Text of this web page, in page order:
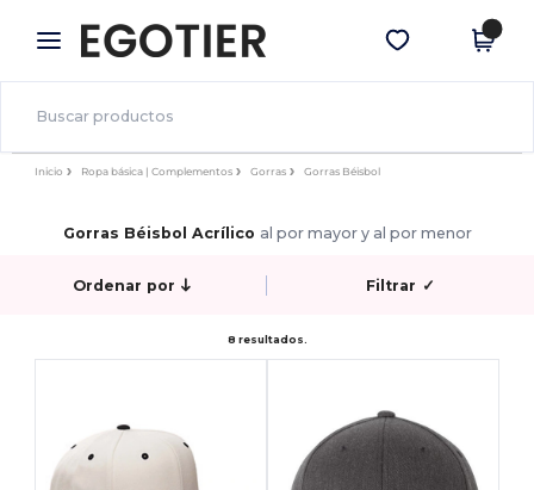
× App de Egotier
¡Mejores precios en app!
Descargar app
Inicio Ropa básica | Complementos Gorras Gorras Béisbol
Gorras Béisbol Acrílico al por mayor y al por menor
Ordenar por Filtrar ✓
8 resultados.